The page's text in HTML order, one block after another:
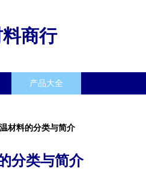
商行
产品大全
材料的分类与简介
分类与简介